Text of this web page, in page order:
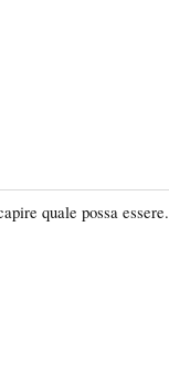
quale possa essere.